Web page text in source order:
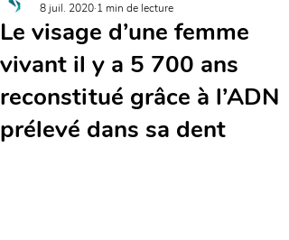
Le visage d’une femme
vivant il y a 5 700 ans
reconstitué grâce à l’ADN
prélevé dans sa dent
8 juil. 2020 1 min de lecture